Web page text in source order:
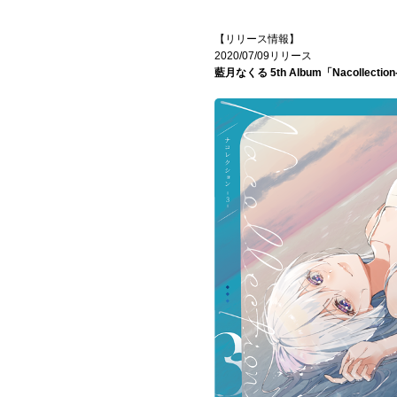
【リリース情報】
2020/07/09リリース
藍月なくる 5th Album「